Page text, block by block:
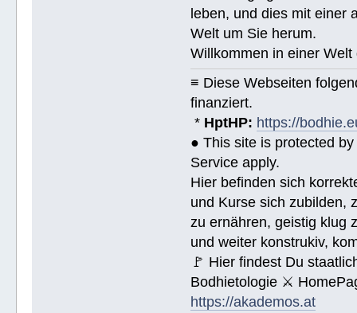
leben, und dies mit einer
Welt um Sie herum.
Willkommen in einer
≡ Diese Webseiten
finanziert.
* HptHP: https://
● This site is protected
Service apply.
Hier befinden sich
und Kurse sich zubilden,
zu ernähren, geistig klug
und weiter konstrukiv,
🚩 Hier findest Du
Bodhietologie ⚔
https://akademos.at